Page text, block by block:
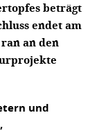
beträgt
endet am
ran an den
und